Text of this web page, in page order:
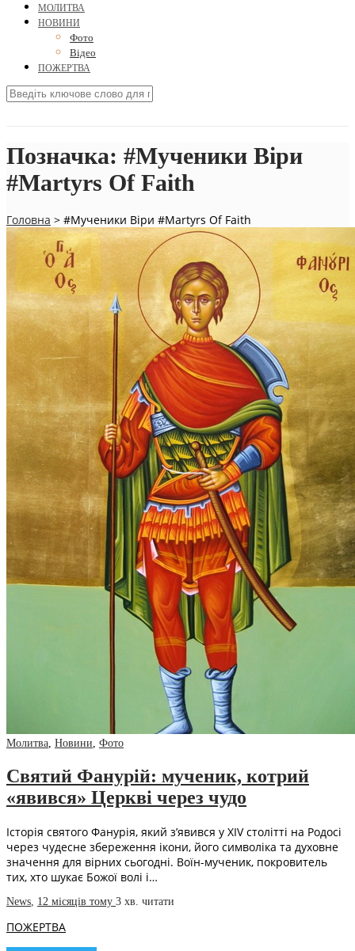
МОЛИТВА
НОВИНИ
Фото
Відео
ПОЖЕРТВА
Позначка: #Мученики Віри
#Martyrs Of Faith
Головна > #Мученики Віри #Martyrs Of Faith
Молитва, Новини, Фото
Святий Фанурій: мученик, котрий
«явився» Церкві через чудо
Історія святого Фанурія, який з’явився у XIV столітті на Родосі
через чудесне збереження ікони, його символіка та духовне
значення для вірних сьогодні. Воїн-мученик, покровитель
тих, хто шукає Божої волі і…
News, 12 місяців тому 3 хв. читати
ПОЖЕРТВА